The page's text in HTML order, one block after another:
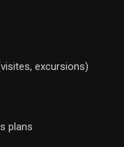
excursions)
plans